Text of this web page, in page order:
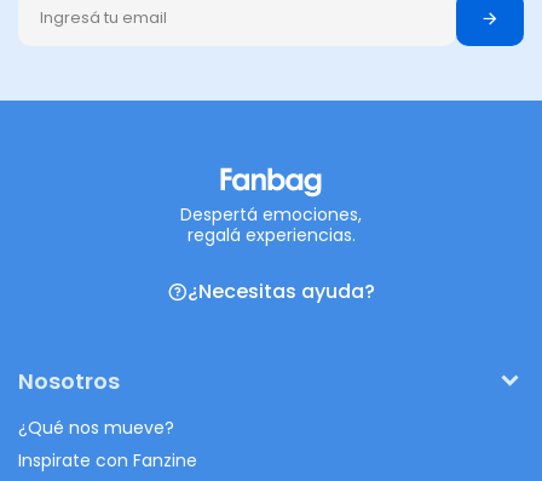
Despertá emociones,
regalá experiencias.
¿Necesitas ayuda?
Nosotros
¿Qué nos mueve?
Inspirate con Fanzine